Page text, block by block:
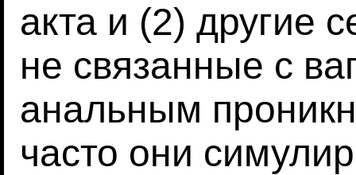
акта и (2) другие
не связанные с
анальным
часто они